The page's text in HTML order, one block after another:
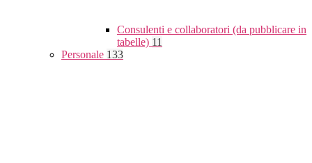
Consulenti e collaboratori (da pubblicare in
tabelle) 11
Personale 133